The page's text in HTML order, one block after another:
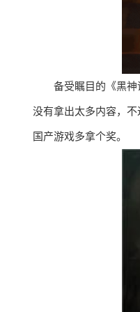
备受瞩目的《黑
没有拿出太多内容，
国产游戏多拿个奖。